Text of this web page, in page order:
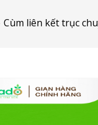
Cùm liên kết trục